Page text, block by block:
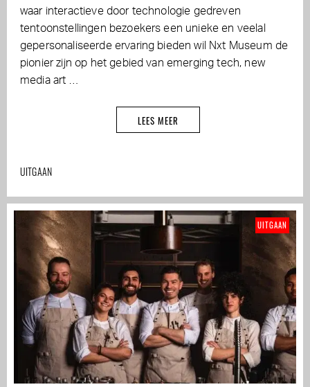
waar interactieve door technologie gedreven
tentoonstellingen bezoekers een unieke en veelal
gepersonaliseerde ervaring bieden wil Nxt Museum de
pionier zijn op het gebied van emerging tech, new
media art …
LEES MEER
UITGAAN
UITGAAN